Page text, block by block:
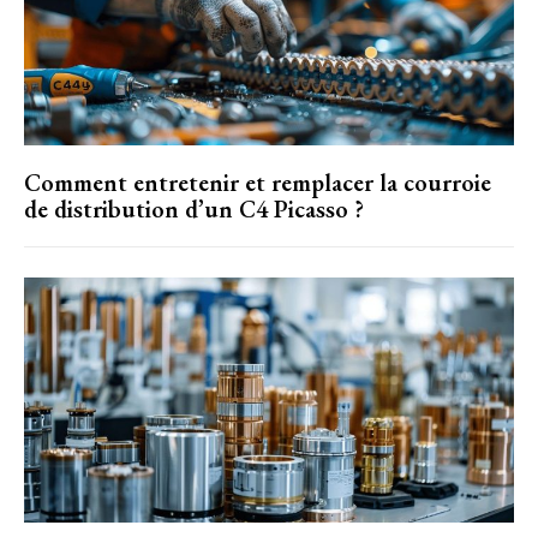
Comment entretenir et remplacer la courroie
de distribution d’un C4 Picasso ?